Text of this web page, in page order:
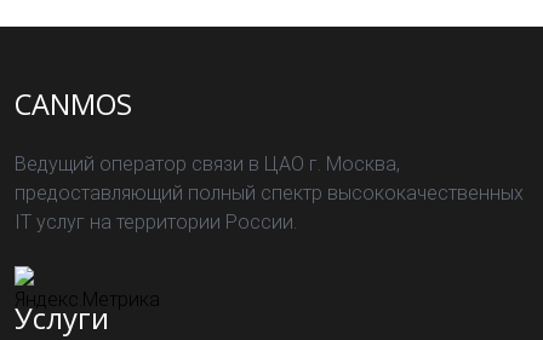
CANMOS
Ведущий оператор связи в ЦАО г. Москва,
предоставляющий полный спектр высококачественных
IT услуг на территории России.
Услуги